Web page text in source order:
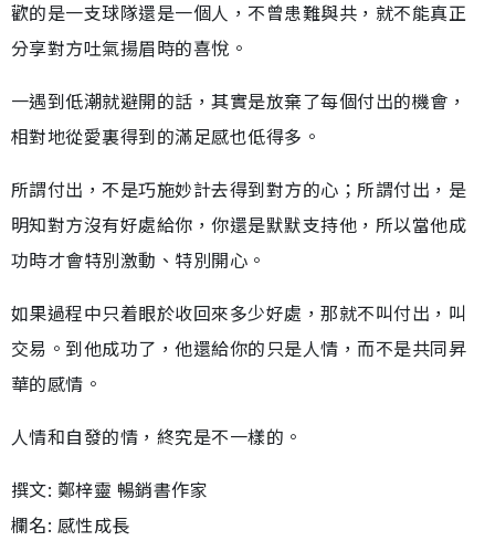
歡的是一支球隊還是一個人，不曾患難與共，就不能真正
分享對方吐氣揚眉時的喜悅。
一遇到低潮就避開的話，其實是放棄了每個付出的機會，
相對地從愛裏得到的滿足感也低得多。
所謂付出，不是巧施妙計去得到對方的心；所謂付出，是
明知對方沒有好處給你，你還是默默支持他，所以當他成
功時才會特別激動、特別開心。
如果過程中只着眼於收回來多少好處，那就不叫付出，叫
交易。到他成功了，他還給你的只是人情，而不是共同昇
華的感情。
人情和自發的情，終究是不一樣的。
撰文: 鄭梓靈 暢銷書作家
欄名: 感性成長